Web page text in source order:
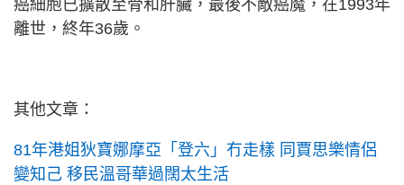
癌細胞已擴散至骨和肝臟，最後不敵癌魔，在1993年
離世，終年36歲。
其他文章：
81年港姐狄寶娜摩亞「登六」冇走樣 同賈思樂情侶
變知己 移民溫哥華過闊太生活